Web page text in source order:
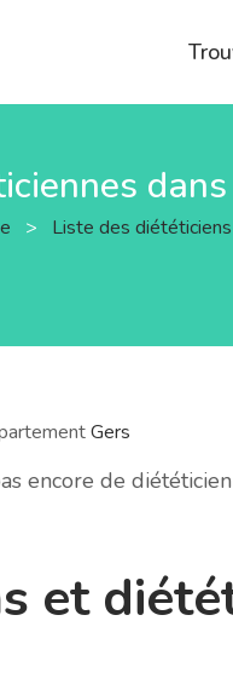
> Liste des
Gers
encore de
et